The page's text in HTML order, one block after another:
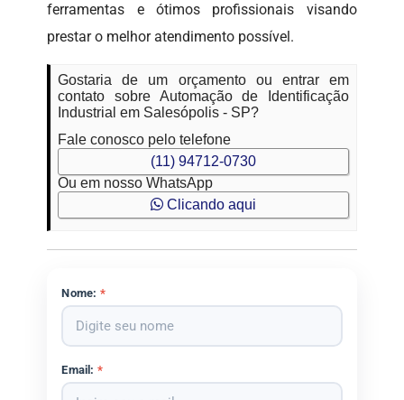
ferramentas e ótimos profissionais visando
prestar o melhor atendimento possível.
Gostaria de um orçamento ou entrar em
contato sobre Automação de Identificação
Industrial em Salesópolis - SP?
Fale conosco pelo telefone
(11) 94712-0730
Ou em nosso WhatsApp
Clicando aqui
Nome: *
Email: *